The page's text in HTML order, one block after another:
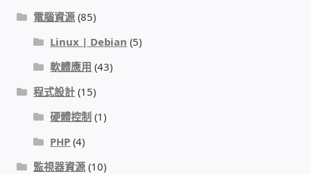
智慧櫃
電子鎖 凱特安Kwikset
電子模組電路模塊
門禁安全控制 工具 軟體 手冊
電腦資源 (85)
Linux | Debian (5)
軟體應用 (43)
程式設計 (15)
硬體控制 (1)
PHP (4)
監視器資源 (10)